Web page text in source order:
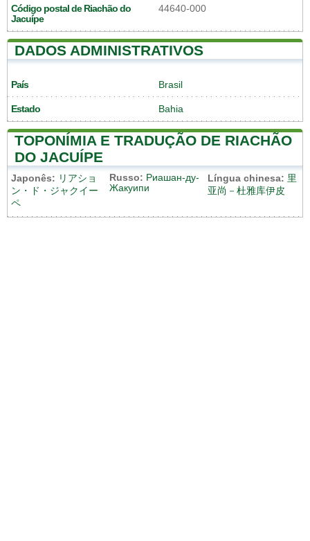
Código postal de Riachão do
Jacuípe
44640-000
DADOS ADMINISTRATIVOS
País Brasil
Estado Bahia
TOPONÍMIA E TRADUÇÃO DE RIACHÃO
DO JACUÍPE
Japonês: リアショ
ン・ド・ジャクイー
ペ
Russo: Риашан-ду-
Жакуипи
Língua chinesa: 里
亚尚－杜雅库伊皮